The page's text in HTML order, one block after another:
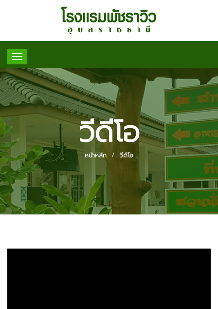
Toggle
navigation
วีดีโอ
หน้าหลัก วีดีโอ